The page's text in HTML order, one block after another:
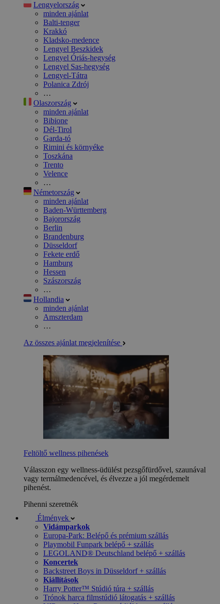
Lengyelország
minden ajánlat
Balti-tenger
Krakkó
Kladsko-medence
Lengyel Beszkidek
Lengyel Óriás-hegység
Lengyel Sas-hegység
Lengyel-Tátra
Polanica Zdrój
…
Olaszország
minden ajánlat
Bibione
Dél-Tirol
Garda-tó
Rimini és környéke
Toszkána
Trento
Velence
…
Németország
minden ajánlat
Baden-Württemberg
Bajorország
Berlin
Brandenburg
Düsseldorf
Fekete erdő
Hamburg
Hessen
Szászország
…
Hollandia
minden ajánlat
Amszterdam
…
Az összes ajánlat megjelenítése
Feltöltő wellness pihenések
Válasszon egy wellness-üdülést pezsgőfürdővel, szaunával
vagy termálmedencével, és élvezze a jól megérdemelt
pihenést.
Pihenni szeretnék
Élmények
Vidámparkok
Europa-Park: Belépő és prémium szállás
Playmobil Funpark belépő + szállás
LEGOLAND® Deutschland belépő + szállás
Koncertek
Backstreet Boys in Düsseldorf + szállás
Kiállítások
Harry Potter™ Stúdió túra + szállás
Trónok harca filmstúdió látogatás + szállás